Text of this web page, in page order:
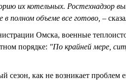
их котельных. Ростехнадзор
полном объеме все готово, –
Омска, военные
порядке: "По крайней мере,
сезон, как не возникает проблем